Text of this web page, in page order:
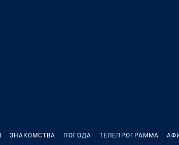
ЗНАКОМСТВА ПОГОДА ТЕЛЕПРОГРАММА